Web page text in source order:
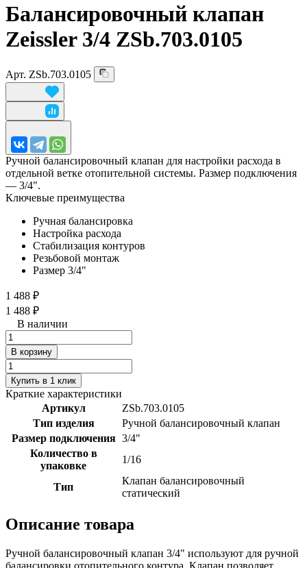
Балансировочный клапан
Zeissler 3/4 ZSb.703.0105
Арт. ZSb.703.0105
Ручной балансировочный клапан для настройки расхода в
отдельной ветке отопительной системы. Размер подключения
— 3/4".
Ключевые преимущества
Ручная балансировка
Настройка расхода
Стабилизация контуров
Резьбовой монтаж
Размер 3/4"
1 488 ₽
1 488 ₽
В наличии
В корзину
Купить в 1 клик
Краткие характеристики
Артикул
ZSb.703.0105
Тип изделия
Ручной балансировочный клапан
Размер подключения 3/4"
Количество в
упаковке
1/16
Тип
Клапан балансировочный
статический
Описание товара
Ручной балансировочный клапан 3/4" используют для ручной